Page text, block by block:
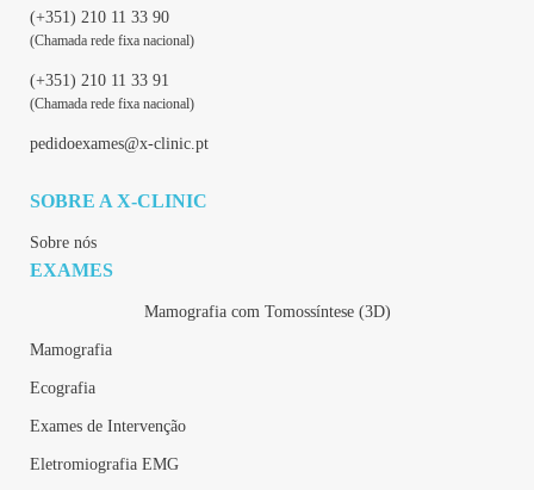
(+351) 210 11 33 90
(Chamada rede fixa nacional)
(+351) 210 11 33 91
(Chamada rede fixa nacional)
pedidoexames@x-clinic.pt
SOBRE A X-CLINIC
Sobre nós
EXAMES
Mamografia com Tomossíntese (3D)
Mamografia
Ecografia
Exames de Intervenção
Eletromiografia EMG